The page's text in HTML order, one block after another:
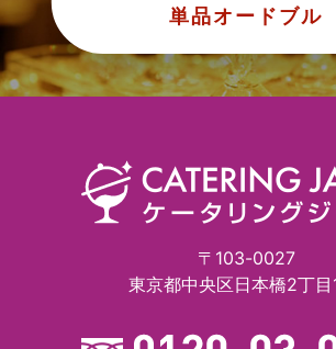
単品オードブル
〒103-0027
東京都中央区日本橋2丁